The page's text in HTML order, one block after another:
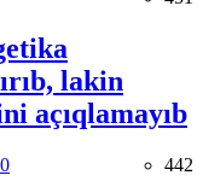
lakin
açıqlamayıb
442